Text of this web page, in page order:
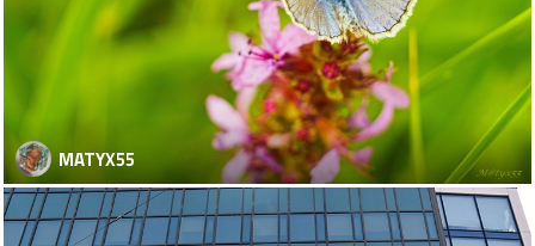
MATYX55